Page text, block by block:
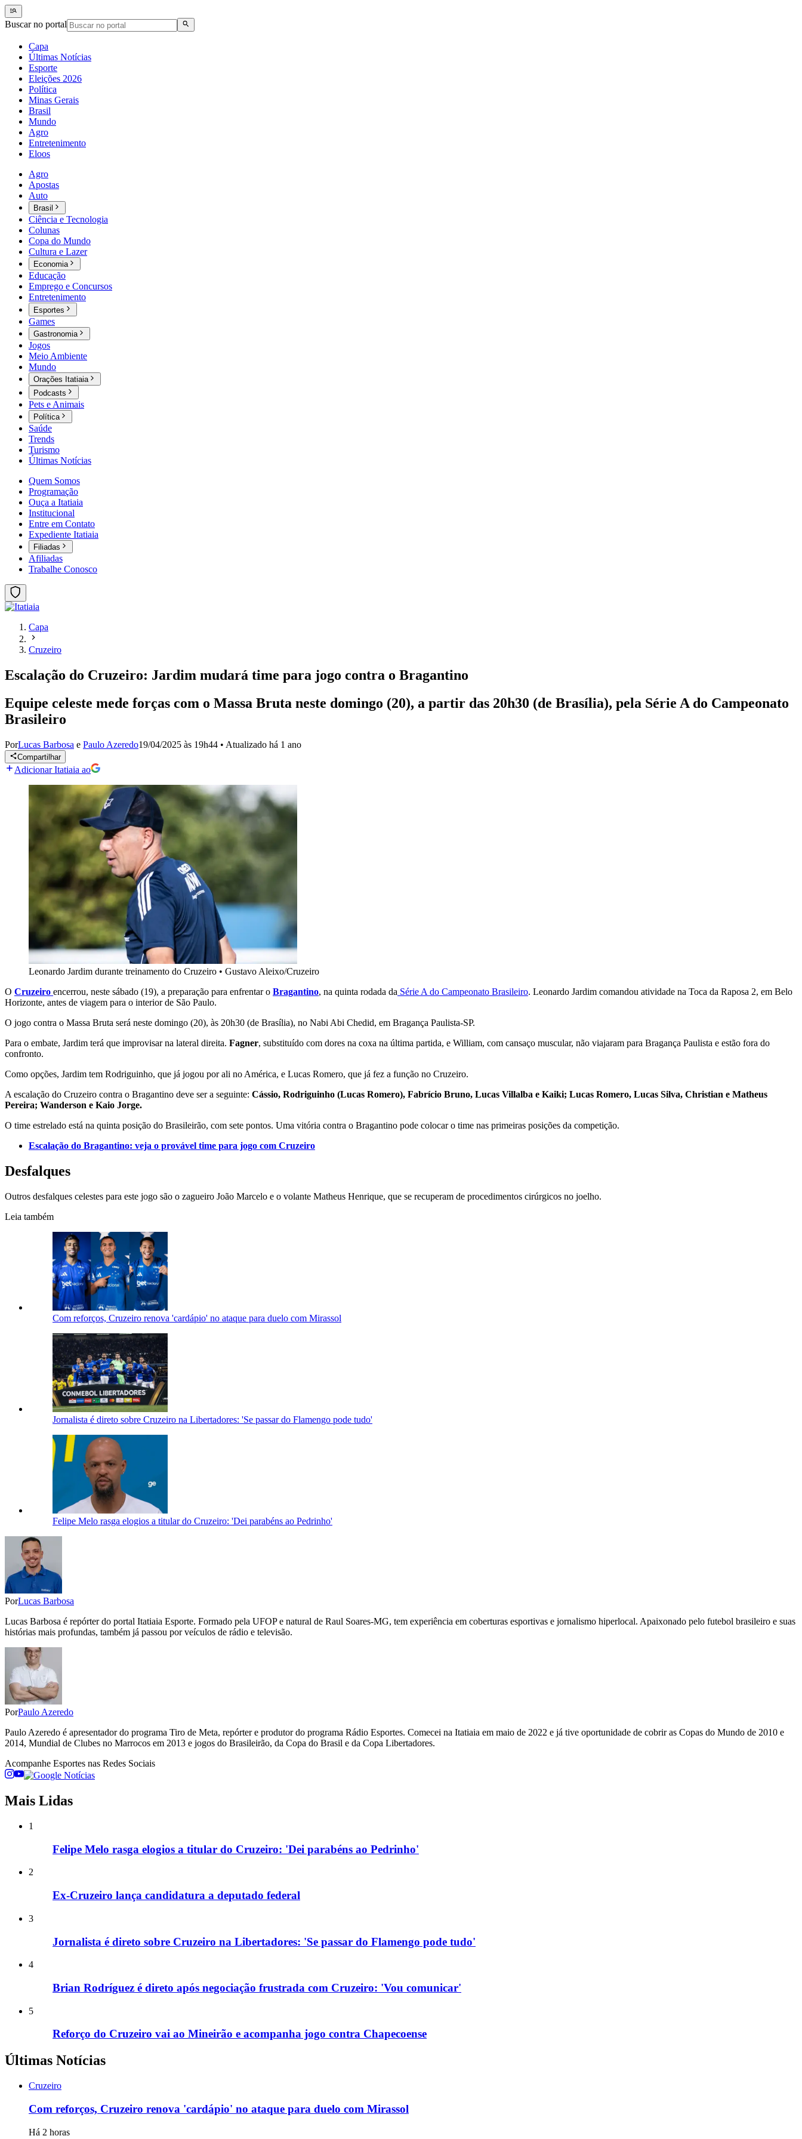
Buscar no portal
Capa
Últimas Notícias
Esporte
Eleições 2026
Política
Minas Gerais
Brasil
Mundo
Agro
Entretenimento
Eloos
Agro
Apostas
Auto
Brasil
Ciência e Tecnologia
Colunas
Copa do Mundo
Cultura e Lazer
Economia
Educação
Emprego e Concursos
Entretenimento
Esportes
Games
Gastronomia
Jogos
Meio Ambiente
Mundo
Orações Itatiaia
Podcasts
Pets e Animais
Política
Saúde
Trends
Turismo
Últimas Notícias
Quem Somos
Programação
Ouça a Itatiaia
Institucional
Entre em Contato
Expediente Itatiaia
Filiadas
Afiliadas
Trabalhe Conosco
Capa
Cruzeiro
Escalação do Cruzeiro: Jardim mudará time para jogo contra o Bragantino
Equipe celeste mede forças com o Massa Bruta neste domingo (20), a partir das 20h30 (de Brasília), pela Série A do Campeonato
Brasileiro
PorLucas Barbosa e Paulo Azeredo19/04/2025 às 19h44 • Atualizado há 1 ano
Compartilhar
Adicionar Itatiaia ao
Leonardo Jardim durante treinamento do Cruzeiro • Gustavo Aleixo/Cruzeiro
O Cruzeiro encerrou, neste sábado (19), a preparação para enfrentar o Bragantino, na quinta rodada da Série A do Campeonato Brasileiro. Leonardo Jardim comandou atividade na Toca da Raposa 2, em Belo
Horizonte, antes de viagem para o interior de São Paulo.
O jogo contra o Massa Bruta será neste domingo (20), às 20h30 (de Brasília), no Nabi Abi Chedid, em Bragança Paulista-SP.
Para o embate, Jardim terá que improvisar na lateral direita. Fagner, substituído com dores na coxa na última partida, e William, com cansaço muscular, não viajaram para Bragança Paulista e estão fora do
confronto.
Como opções, Jardim tem Rodriguinho, que já jogou por ali no América, e Lucas Romero, que já fez a função no Cruzeiro.
A escalação do Cruzeiro contra o Bragantino deve ser a seguinte: Cássio, Rodriguinho (Lucas Romero), Fabrício Bruno, Lucas Villalba e Kaiki; Lucas Romero, Lucas Silva, Christian e Matheus
Pereira; Wanderson e Kaio Jorge.
O time estrelado está na quinta posição do Brasileirão, com sete pontos. Uma vitória contra o Bragantino pode colocar o time nas primeiras posições da competição.
Escalação do Bragantino: veja o provável time para jogo com Cruzeiro
Desfalques
Outros desfalques celestes para este jogo são o zagueiro João Marcelo e o volante Matheus Henrique, que se recuperam de procedimentos cirúrgicos no joelho.
Leia também
Com reforços, Cruzeiro renova 'cardápio' no ataque para duelo com Mirassol
Jornalista é direto sobre Cruzeiro na Libertadores: 'Se passar do Flamengo pode tudo'
Felipe Melo rasga elogios a titular do Cruzeiro: 'Dei parabéns ao Pedrinho'
PorLucas Barbosa
Lucas Barbosa é repórter do portal Itatiaia Esporte. Formado pela UFOP e natural de Raul Soares-MG, tem experiência em coberturas esportivas e jornalismo hiperlocal. Apaixonado pelo futebol brasileiro e suas
histórias mais profundas, também já passou por veículos de rádio e televisão.
PorPaulo Azeredo
Paulo Azeredo é apresentador do programa Tiro de Meta, repórter e produtor do programa Rádio Esportes. Comecei na Itatiaia em maio de 2022 e já tive oportunidade de cobrir as Copas do Mundo de 2010 e
2014, Mundial de Clubes no Marrocos em 2013 e jogos do Brasileirão, da Copa do Brasil e da Copa Libertadores.
Acompanhe Esportes nas Redes Sociais
Mais Lidas
1
Felipe Melo rasga elogios a titular do Cruzeiro: 'Dei parabéns ao Pedrinho'
2
Ex-Cruzeiro lança candidatura a deputado federal
3
Jornalista é direto sobre Cruzeiro na Libertadores: 'Se passar do Flamengo pode tudo'
4
Brian Rodríguez é direto após negociação frustrada com Cruzeiro: 'Vou comunicar'
5
Reforço do Cruzeiro vai ao Mineirão e acompanha jogo contra Chapecoense
Últimas Notícias
Cruzeiro
Com reforços, Cruzeiro renova 'cardápio' no ataque para duelo com Mirassol
Há 2 horas